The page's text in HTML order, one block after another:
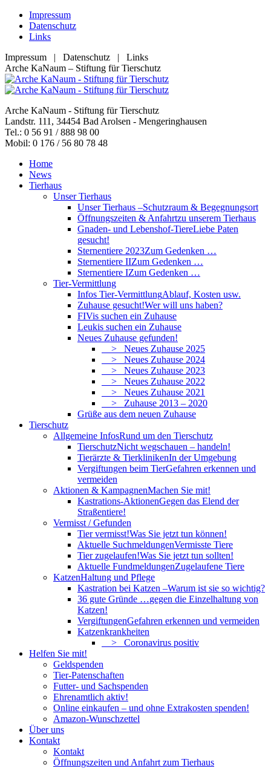
Zum
Inhalt
springen
Impressum
Datenschutz
Links
Impressum | Datenschutz | Links
Facebook
page
opens
new
window
YouTube
page
opens
new
window
RSS
page
opens
new
window
E-
Mail
page
in
new
window
Arche KaNaum – Stiftung für Tierschutz
Arche KaNaum - Stiftung für Tierschutz
Landstr. 111, 34454 Bad Arolsen - Mengeringhausen
Tel.: 0 56 91 / 888 98 00
Mobil: 0 176 / 56 80 78 48
Home
News
Tierhaus
Unser Tierhaus
Unser Tierhaus –Schutzraum & Begegnungsort
Öffnungszeiten & Anfahrtzu unserem Tierhaus
Gnaden- und Lebenshof-TiereLiebe Paten
gesucht!
Sternentiere 2023Zum Gedenken …
Sternentiere IIZum Gedenken …
Sternentiere IZum Gedenken …
Tier-Vermittlung
Infos Tier-VermittlungAblauf, Kosten usw.
Zuhause gesucht!Wer will uns haben?
FIVis suchen ein Zuhause
Leukis suchen ein Zuhause
Neues Zuhause gefunden!
> Neues Zuhause 2025
> Neues Zuhause 2024
> Neues Zuhause 2023
> Neues Zuhause 2022
> Neues Zuhause 2021
> Zuhause 2013 – 2020
Grüße aus dem neuen Zuhause
Tierschutz
Allgemeine InfosRund um den Tierschutz
TierschutzNicht wegschauen – handeln!
Tierärzte & TierklinikenIn der Umgebung
Vergiftungen beim TierGefahren erkennen und
vermeiden
Aktionen & KampagnenMachen Sie mit!
Kastrations-AktionenGegen das Elend der
Straßentiere!
Vermisst / Gefunden
Tier vermisst!Was Sie jetzt tun können!
Aktuelle SuchmeldungenVermisste Tiere
Tier zugelaufen!Was Sie jetzt tun sollten!
Aktuelle FundmeldungenZugelaufene Tiere
KatzenHaltung und Pflege
Kastration bei Katzen –Warum ist sie so wichtig?
36 gute Gründe …gegen die Einzelhaltung von
Katzen!
VergiftungenGefahren erkennen und vermeiden
Katzenkrankheiten
> Coronavirus positiv
Helfen Sie mit!
Geldspenden
Tier-Patenschaften
Futter- und Sachspenden
Ehrenamtlich aktiv!
Online einkaufen – und ohne Extrakosten spenden!
Amazon-Wunschzettel
Über uns
Kontakt
Kontakt
Öffnungszeiten und Anfahrt zum Tierhaus